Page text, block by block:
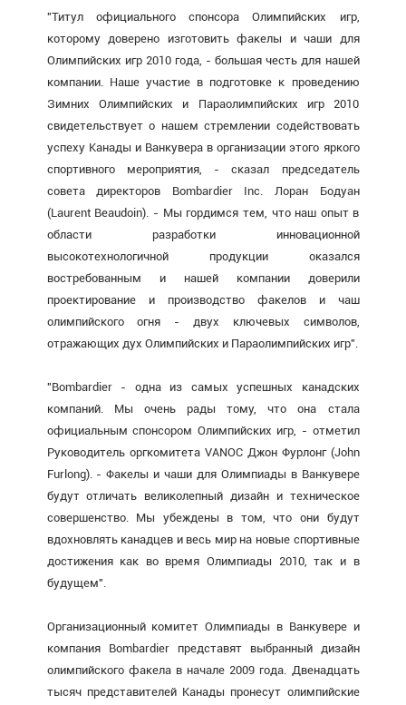
"Титул официального спонсора Олимпийских игр,
которому доверено изготовить факелы и чаши для
Олимпийских игр 2010 года, - большая честь для нашей
компании. Наше участие в подготовке к проведению
Зимних Олимпийских и Параолимпийских игр 2010
свидетельствует о нашем стремлении содействовать
успеху Канады и Ванкувера в организации этого яркого
спортивного мероприятия, - сказал председатель
совета директоров Bombardier Inc. Лоран Бодуан
(Laurent Beaudoin). - Мы гордимся тем, что наш опыт в
области разработки инновационной
высокотехнологичной продукции оказался
востребованным и нашей компании доверили
проектирование и производство факелов и чаш
олимпийского огня - двух ключевых символов,
отражающих дух Олимпийских и Параолимпийских игр".
"Bombardier - одна из самых успешных канадских
компаний. Мы очень рады тому, что она стала
официальным спонсором Олимпийских игр, - отметил
Руководитель оргкомитета VANOC Джон Фурлонг (John
Furlong). - Факелы и чаши для Олимпиады в Ванкувере
будут отличать великолепный дизайн и техническое
совершенство. Мы убеждены в том, что они будут
вдохновлять канадцев и весь мир на новые спортивные
достижения как во время Олимпиады 2010, так и в
будущем".
Организационный комитет Олимпиады в Ванкувере и
компания Bombardier представят выбранный дизайн
олимпийского факела в начале 2009 года. Двенадцать
тысяч представителей Канады пронесут олимпийские